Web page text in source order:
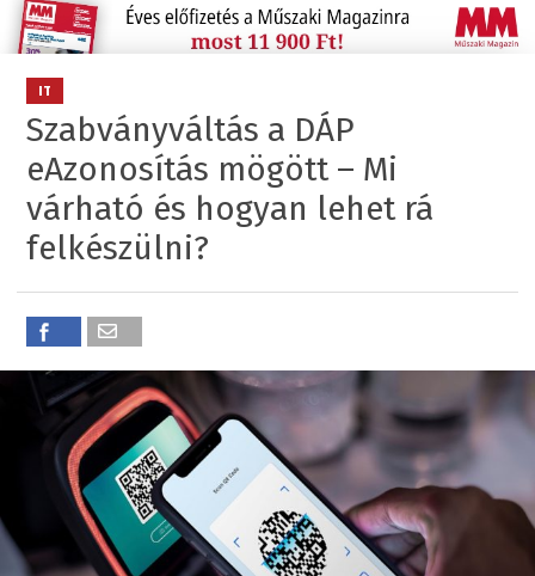
IT
Szabványváltás a DÁP
eAzonosítás mögött – Mi
várható és hogyan lehet rá
felkészülni?